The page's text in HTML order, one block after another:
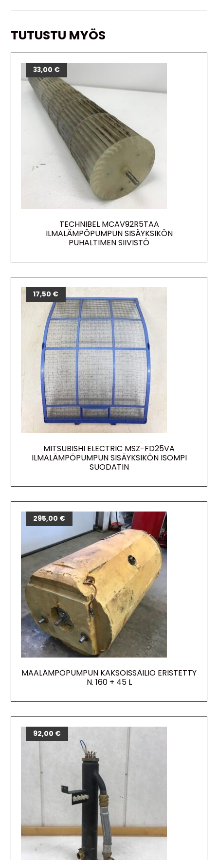
TUTUSTU MYÖS
TECHNIBEL MCAV92R5TAA
ILMALÄMPÖPUMPUN SISÄYKSIKÖN
PUHALTIMEN SIIVISTÖ
33,00 €
MITSUBISHI ELECTRIC MSZ-FD25VA
ILMALÄMPÖPUMPUN SISÄYKSIKÖN ISOMPI
SUODATIN
17,50 €
MAALÄMPÖPUMPUN KAKSOISSÄILIÖ ERISTETTY
N. 160 + 45 L
295,00 €
92,00 €